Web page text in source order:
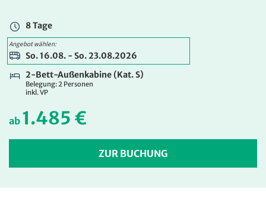
8 Tage
Angebot wählen:
So. 16.08. - So. 23.08.2026
2-Bett-Außenkabine (Kat. S)
Belegung: 2 Personen
inkl. VP
ab 1.485 €
ZUR BUCHUNG
ZUR BUCHUNG
8 Tage
So. 16.08. - So. 23.08.2026
2-Bett-Außenkabine franz. Balkon (Kat. C)
inkl. VP
1.955 €
ZUR BUCHUNG